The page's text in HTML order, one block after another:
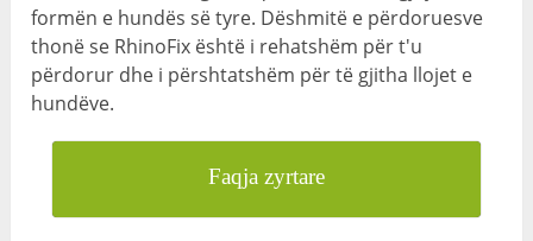
formën e hundës së tyre. Dëshmitë e përdoruesve
thonë se RhinoFix është i rehatshëm për t'u
përdorur dhe i përshtatshëm për të gjitha llojet e
hundëve.
Faqja zyrtare